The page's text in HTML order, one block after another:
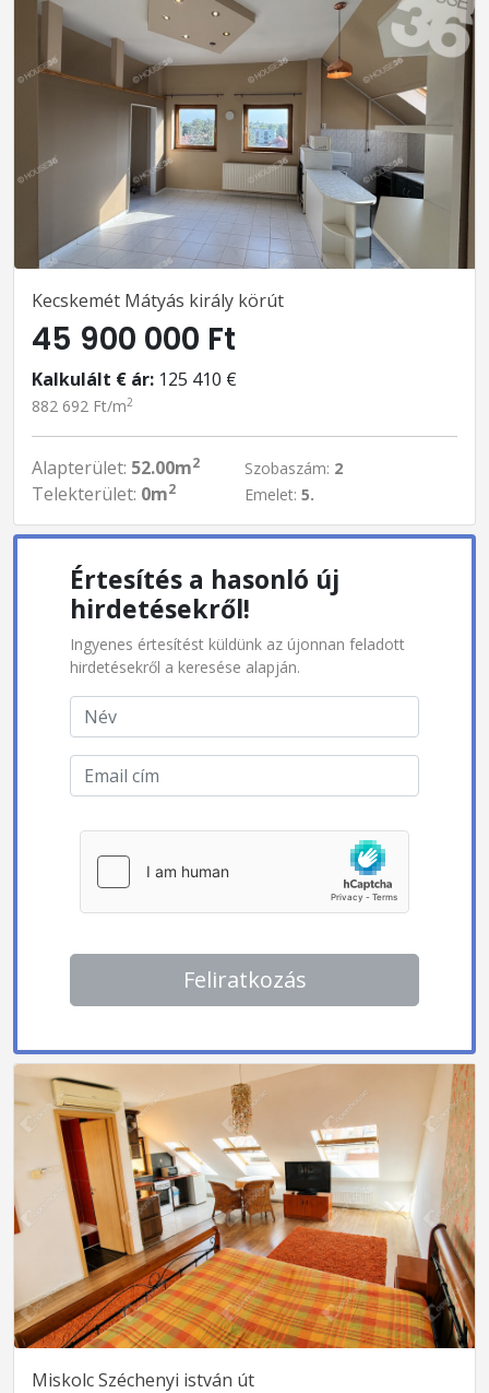
Kecskemét Mátyás király körút
45 900 000 Ft
Kalkulált € ár: 125 410 €
882 692 Ft/m2
Alapterület: 52.00m2
Telekterület: 0m2
Szobaszám: 2
Emelet: 5.
Értesítés a hasonló új
hirdetésekről!
Ingyenes értesítést küldünk az újonnan feladott
hirdetésekről a keresése alapján.
Feliratkozás
Miskolc Széchenyi istván út